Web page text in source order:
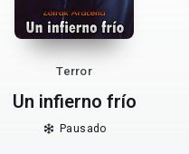
Terror
Un infierno frío
Pausado